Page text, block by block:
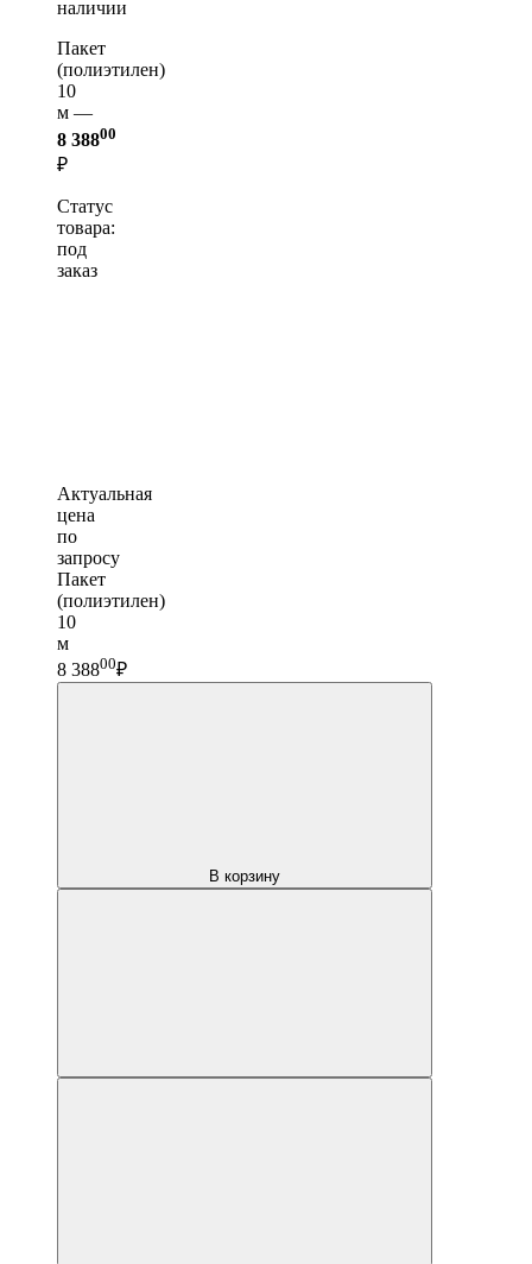
наличии
Пакет
(полиэтилен)
10
м —
8 38800
₽
Статус
товара:
под
заказ
Актуальная
цена
по
запросу
Пакет
(полиэтилен)
10
м
8 38800₽
В корзину